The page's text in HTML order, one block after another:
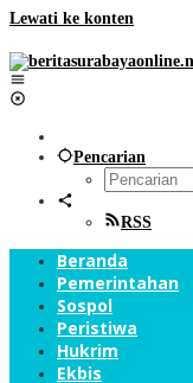
Lewati ke konten
Pencarian
RSS
Beranda
Pemerintahan
Sospol
Peristiwa
Hukrim
Ekbis